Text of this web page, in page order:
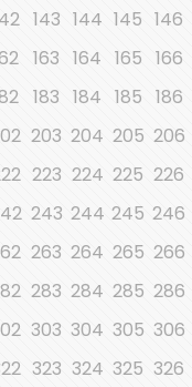
143 144 145 146
163 164 165 166
183 184 185 186
203 204 205 206
223 224 225 226
243 244 245 246
263 264 265 266
283 284 285 286
303 304 305 306
323 324 325 326